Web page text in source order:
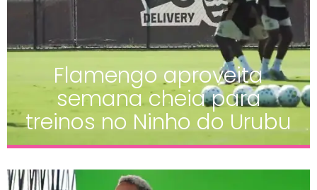
Flamengo aproveita
semana cheia para
treinos no Ninho do Urubu